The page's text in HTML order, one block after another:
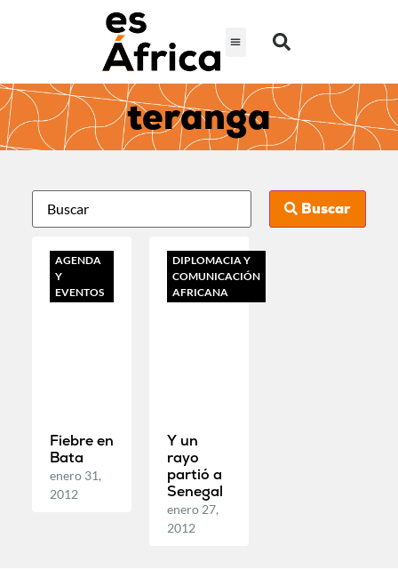
teranga
Buscar
AGENDA
Y
EVENTOS
Fiebre en
Bata
enero 31,
2012
DIPLOMACIA Y
COMUNICACIÓN
AFRICANA
Y un
rayo
partió a
Senegal
enero 27,
2012